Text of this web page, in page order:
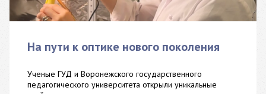
На пути к оптике нового поколения
Ученые ГУД и Воронежского государственного
педагогического университета открыли уникальные